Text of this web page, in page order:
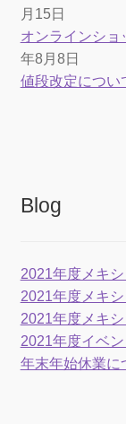
月15日
オンラインショ
年8月8日
値段改定につい
Blog
2021年度メキ
2021年度メキ
2021年度メキ
2021年度イベ
年末年始休業に